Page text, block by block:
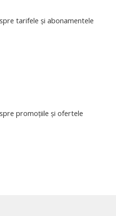
tarifele și abonamentele
promoțiile și ofertele